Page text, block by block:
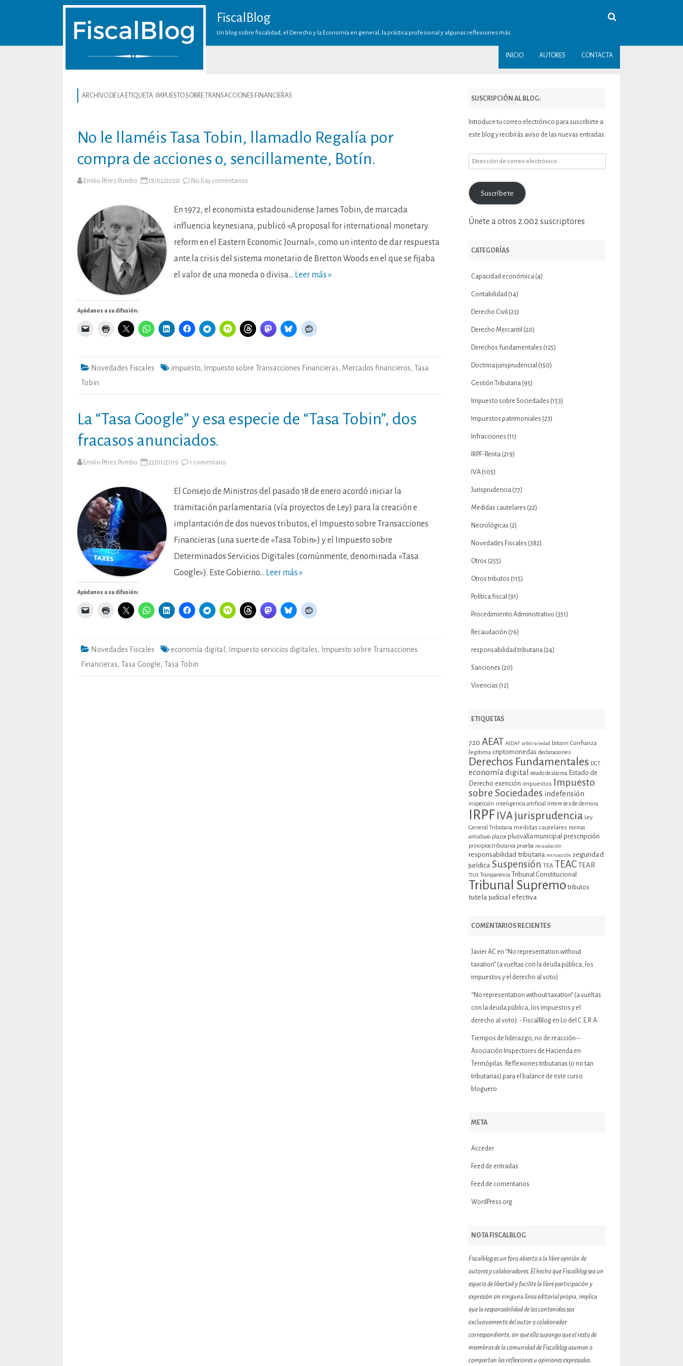
FiscalBlog
Un blog sobre fiscalidad, el Derecho y la Economía en general, la práctica profesional y algunas reflexiones más.
INICIO AUTORES CONTACTA
ARCHIVO DE LA ETIQUETA: IMPUESTO SOBRE TRANSACCIONES FINANCIERAS
No le llaméis Tasa Tobin, llamadlo Regalía por
compra de acciones o, sencillamente, Botín.
Emilio Pérez Pombo 18/02/2020 No hay comentarios
Tasa
llamadlo
Regalía
compra
acciones
sencillamente,
Botín.
En 1972, el economista estadounidense James Tobin, de marcada
influencia keynesiana, publicó «A proposal for international monetary
reform en el Eastern Economic Journal», como un intento de dar respuesta
ante la crisis del sistema monetario de Bretton Woods en el que se fijaba
el valor de una moneda o divisa… Leer más »
Ayúdanos a su difusión:
Novedades Fiscales impuesto, Impuesto sobre Transacciones Financieras, Mercados financieros, Tasa
Tobin
La “Tasa Google” y esa especie de “Tasa Tobin”, dos
fracasos anunciados.
Emilio Pérez Pombo 22/01/2019 1 comentario
y
especie
de
“Tasa
Tobin”,
fracasos
El Consejo de Ministros del pasado 18 de enero acordó iniciar la
tramitación parlamentaria (vía proyectos de Ley) para la creación e
implantación de dos nuevos tributos, el Impuesto sobre Transacciones
Financieras (una suerte de «Tasa Tobin») y el Impuesto sobre
Determinados Servicios Digitales (comúnmente, denominada «Tasa
Google»). Este Gobierno… Leer más »
Ayúdanos a su difusión:
Novedades Fiscales economía digital , Impuesto servicios digitales, Impuesto sobre Transacciones
Financieras, Tasa Google, Tasa Tobin
SUSCRIPCIÓN AL BLOG:
Introduce tu correo electrónico para suscribirte a
este blog y recibirás aviso de las nuevas entradas.
Dirección
correo
electrónico
Suscríbete
Únete a otros 2.002 suscriptores
CATEGORÍAS
Capacidad económica(4)
Contabilidad(14)
Derecho Civil (23)
Derecho Mercantil (20)
Derechos fundamentales (125)
Doctrina jurisprudencial (150)
Gestión Tributaria(95)
Impuesto sobre Sociedades (153)
Impuestos patrimoniales (23)
Infracciones (11)
IRPF-Renta(219)
IVA(105)
Jurisprudencia(77)
Medidas cautelares (22)
Necrológicas (2)
Novedades Fiscales (382)
Otros (255)
Otros tributos (115)
Política fiscal (91)
Procedimiento Administrativo (351)
Recaudación (76)
responsabilidad tributaria(24)
Sanciones (20)
Vivencias (12)
ETIQUETAS
720 AEAT AEDAF arbitrariedad bitcoin Confianza
legítima criptomonedas declaraciones
Derechos Fundamentales DGT
economía digital estado de alarma
Estado de
Derecho exención impuestos
Impuesto
sobre Sociedades indefensión
inspección inteligencia artificial Intereses de demora
IRPF IVAjurisprudencia Ley
General Tributaria medidas cautelares normas
antiabuso plazos plusvalía municipal prescripción
principios tributarios prueba recaudación
responsabilidad tributaria retroacción seguridad
jurídica Suspensión TEA TEAC TEAR
TJUE Transparencia Tribunal Constitucional
Tribunal Supremo tributos
tutela judicial efectiva
COMENTARIOS RECIENTES
Javier AC en “No representation without
taxation” (a vueltas con la deuda pública, los
impuestos y el derecho al voto).
“No representation without taxation” (a vueltas
con la deuda pública, los impuestos y el
derecho al voto). - FiscalBlogen Lo del C.E.R.A.
Tiempos de liderazgo, no de reacción –
Asociación Inspectores de Haciendaen
Termópilas. Reflexiones tributarias (o no tan
tributarias) para el balance de este curso
bloguero
META
Acceder
Feed de entradas
Feed de comentarios
WordPress.org
NOTA FISCALBLOG
Fiscalblog es un foro abierto a la libre opinión de
autores y colaboradores. El hecho que Fiscalblog sea un
espacio de libertad y facilite la libre participación y
expresión sin ninguna línea editorial propia, implica
que la responsabilidad de los contenidos sea
exclusivamente del autor o colaborador
correspondiente, sin que ello suponga que el resto de
miembros de la comunidad de Fiscalblog asuman o
compartan las reflexiones u opiniones expresadas.